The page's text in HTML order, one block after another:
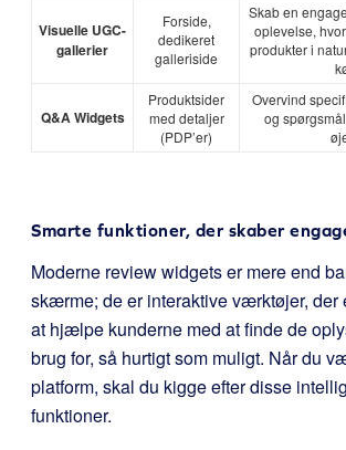
Visuelle UGC-
gallerier
Forside,
dedikeret
galleriside
Skab en
oplevelse,
produkter i
Q&A Widgets
Produktsider
med detaljer
(PDP’er)
Overvind
og
Smarte funktioner, der skaber
Moderne review widgets er mere end
skærme; de er interaktive værktøjer, der
at hjælpe kunderne med at finde de
brug for, så hurtigt som muligt. Når du
platform, skal du kigge efter disse
funktioner.